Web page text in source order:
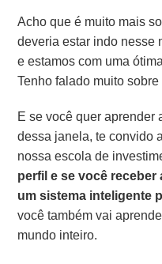
Acho que é muito mais
deveria estar indo nesse
e estamos com uma
Tenho falado muito sobre
E se você quer aprender
dessa janela, te convido
nossa escola de
perfil e se você
um sistema inteligente
você também vai
mundo inteiro.